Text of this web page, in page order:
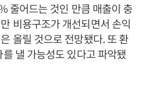
줄어드는 것인 만큼 매출이 충
비용구조가 개선되면서 손익
올릴 것으로 전망됐다. 또 환
낼 가능성도 있다고 파악됐